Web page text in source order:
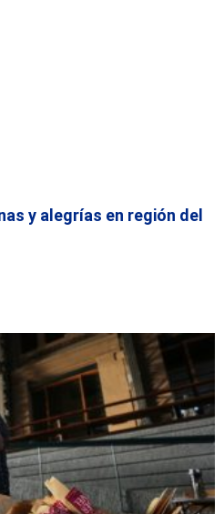
y alegrías en región del